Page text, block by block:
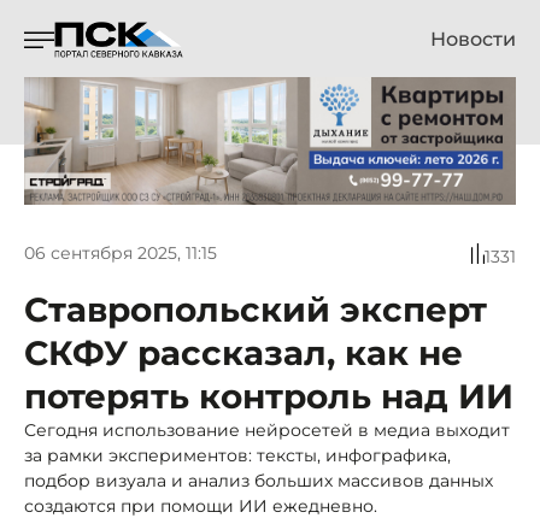
Новости
06 сентября 2025, 11:15 1331
Ставропольский эксперт
СКФУ рассказал, как не
потерять контроль над ИИ
Сегодня использование нейросетей в медиа выходит
за рамки экспериментов: тексты, инфографика,
подбор визуала и анализ больших массивов данных
создаются при помощи ИИ ежедневно.